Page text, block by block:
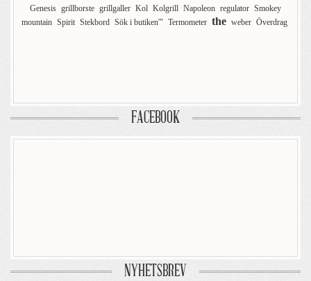
Genesis grillborste grillgaller Kol Kolgrill Napoleon regulator Smokey
mountain Spirit Stekbord Sök i butiken'" Termometer the weber Överdrag
FACEBOOK
NYHETSBREV